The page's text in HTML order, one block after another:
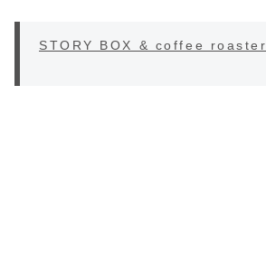
STORY BOX & coffee roaster